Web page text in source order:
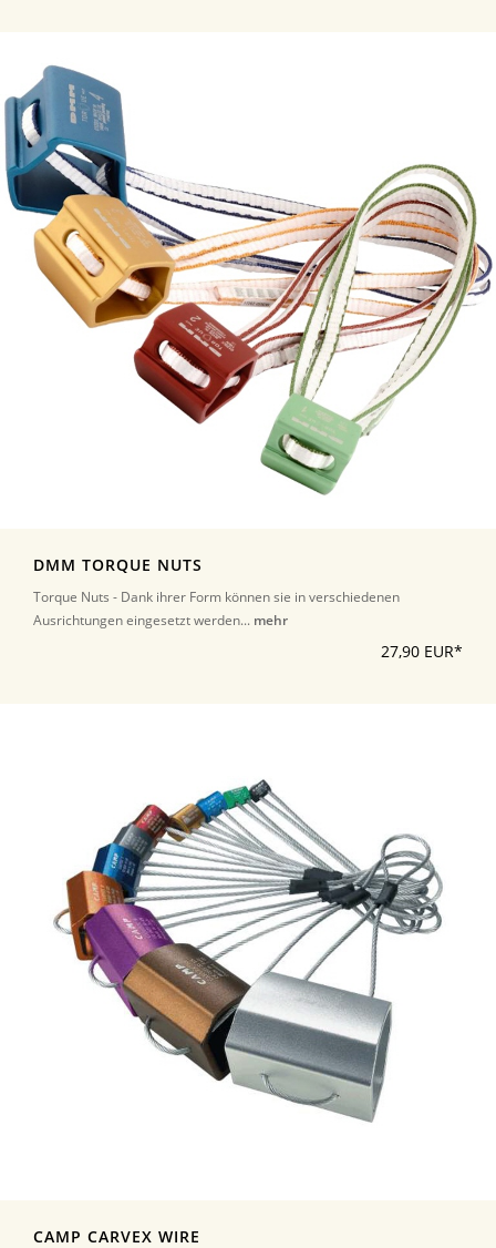
DMM TORQUE NUTS
Torque Nuts - Dank ihrer Form können sie in verschiedenen
Ausrichtungen eingesetzt werden... mehr
27,90 EUR*
CAMP CARVEX WIRE